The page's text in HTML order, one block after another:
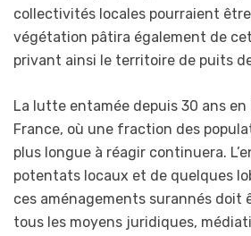
collectivités locales pourraient être
végétation pâtira également de
privant ainsi le territoire de puits
La lutte entamée depuis 30 ans en
France, où une fraction des
plus longue à réagir continuera.
potentats locaux et de quelques
ces aménagements surannés doit
tous les moyens juridiques,